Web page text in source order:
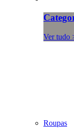
Ver tudo
Roupas